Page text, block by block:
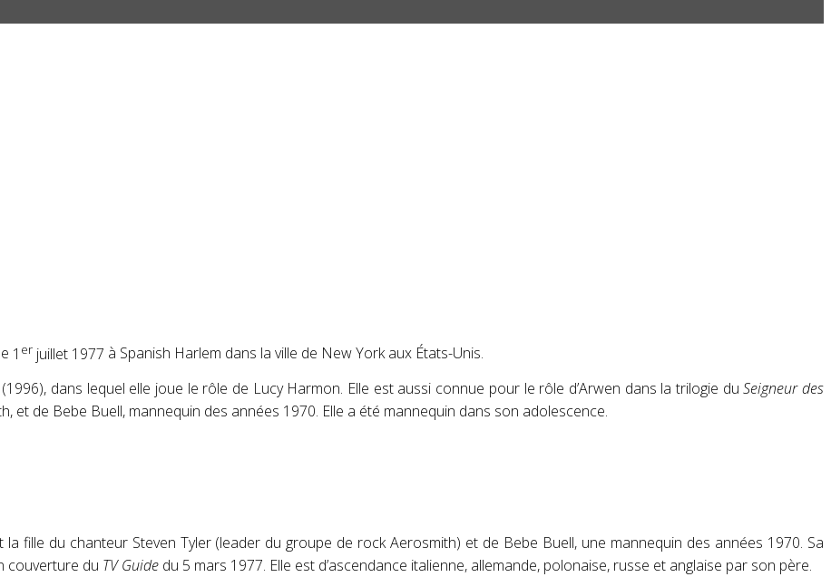
1 er juillet 1977 à Spanish Harlem dans la ville de New York aux États-Unis.
dans lequel elle joue le rôle de Lucy Harmon. Elle est aussi connue pour le rôle d’Arwen dans la trilogie duSeigneur des
et de Bebe Buell, mannequin des années 1970. Elle a été mannequin dans son adolescence.
la fille du chanteur Steven Tyler (leader du groupe de rock Aerosmith) et de Bebe Buell, une mannequin des années 1970. Sa
couverture du TV Guide du 5 mars 1977. Elle est d’ascendance italienne, allemande, polonaise, russe et anglaise par son père.